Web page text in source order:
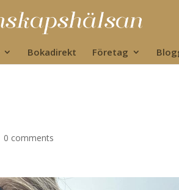
Bokadirekt Företag
0 comments